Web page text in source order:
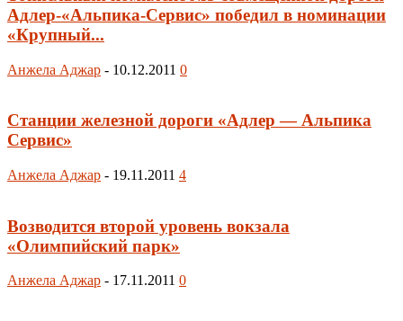
Адлер-«Альпика-Сервис» победил в номинации
«Крупный...
Анжела Аджар - 10.12.2011 0
Станции железной дороги «Адлер — Альпика
Сервис»
Анжела Аджар - 19.11.2011 4
Возводится второй уровень вокзала
«Олимпийский парк»
Анжела Аджар - 17.11.2011 0